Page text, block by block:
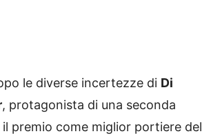
le diverse incertezze di Di
, protagonista di una seconda
premio come miglior portiere del